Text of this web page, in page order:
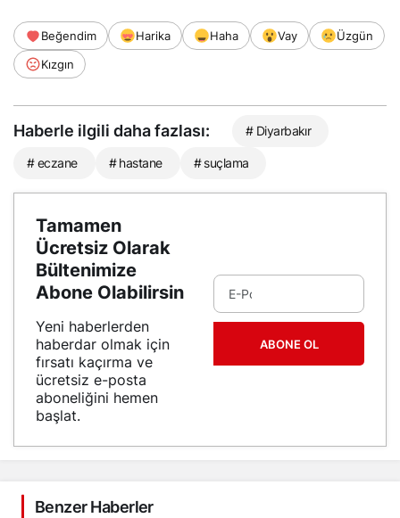
tutuklandı
Beğendim Harika Haha Vay
Üzgün
Kızgın
Haberle ilgili daha fazlası: # Diyarbakır
# eczane # hastane # suçlama
Tamamen
Ücretsiz Olarak
Bültenimize
Abone Olabilirsin
Yeni haberlerden
haberdar olmak için
fırsatı kaçırma ve
ücretsiz e-posta
aboneliğini hemen
başlat.
ABONE OL
Benzer Haberler